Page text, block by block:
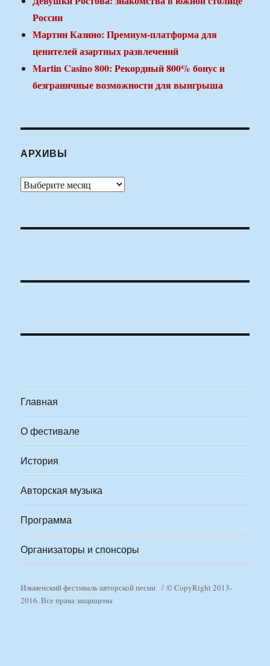
России
Мартин Казино: Премиум-платформа для
ценителей азартных развлечений
Martin Casino 800: Рекордный 800% бонус и
безграничные возможности для выигрыша
АРХИВЫ
Архивы
Главная
О фестивале
История
Авторская музыка
Программа
Организаторы и спонсоры
Ильменский фестиваль авторской песни
© CopyRight 2013-
2016. Все права защищены